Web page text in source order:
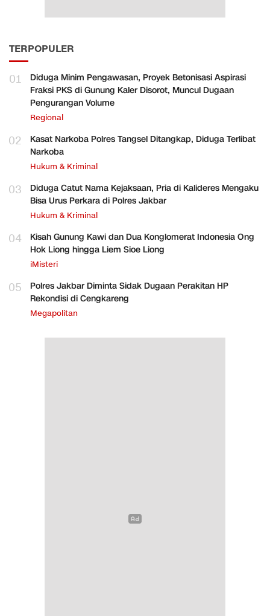
TERPOPULER
01
Diduga Minim Pengawasan, Proyek Betonisasi Aspirasi
Fraksi PKS di Gunung Kaler Disorot, Muncul Dugaan
Pengurangan Volume
Regional
02
Kasat Narkoba Polres Tangsel Ditangkap, Diduga Terlibat
Narkoba
Hukum & Kriminal
03
Diduga Catut Nama Kejaksaan, Pria di Kalideres Mengaku
Bisa Urus Perkara di Polres Jakbar
Hukum & Kriminal
04
Kisah Gunung Kawi dan Dua Konglomerat Indonesia Ong
Hok Liong hingga Liem Sioe Liong
iMisteri
05
Polres Jakbar Diminta Sidak Dugaan Perakitan HP
Rekondisi di Cengkareng
Megapolitan